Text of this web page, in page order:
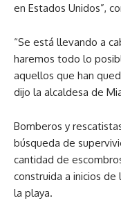
en Estados Unidos”,
“Se está llevando a
haremos todo lo
aquellos que han
dijo la alcaldesa de
Bomberos y
búsqueda de
cantidad de
construida a inicios
la playa.